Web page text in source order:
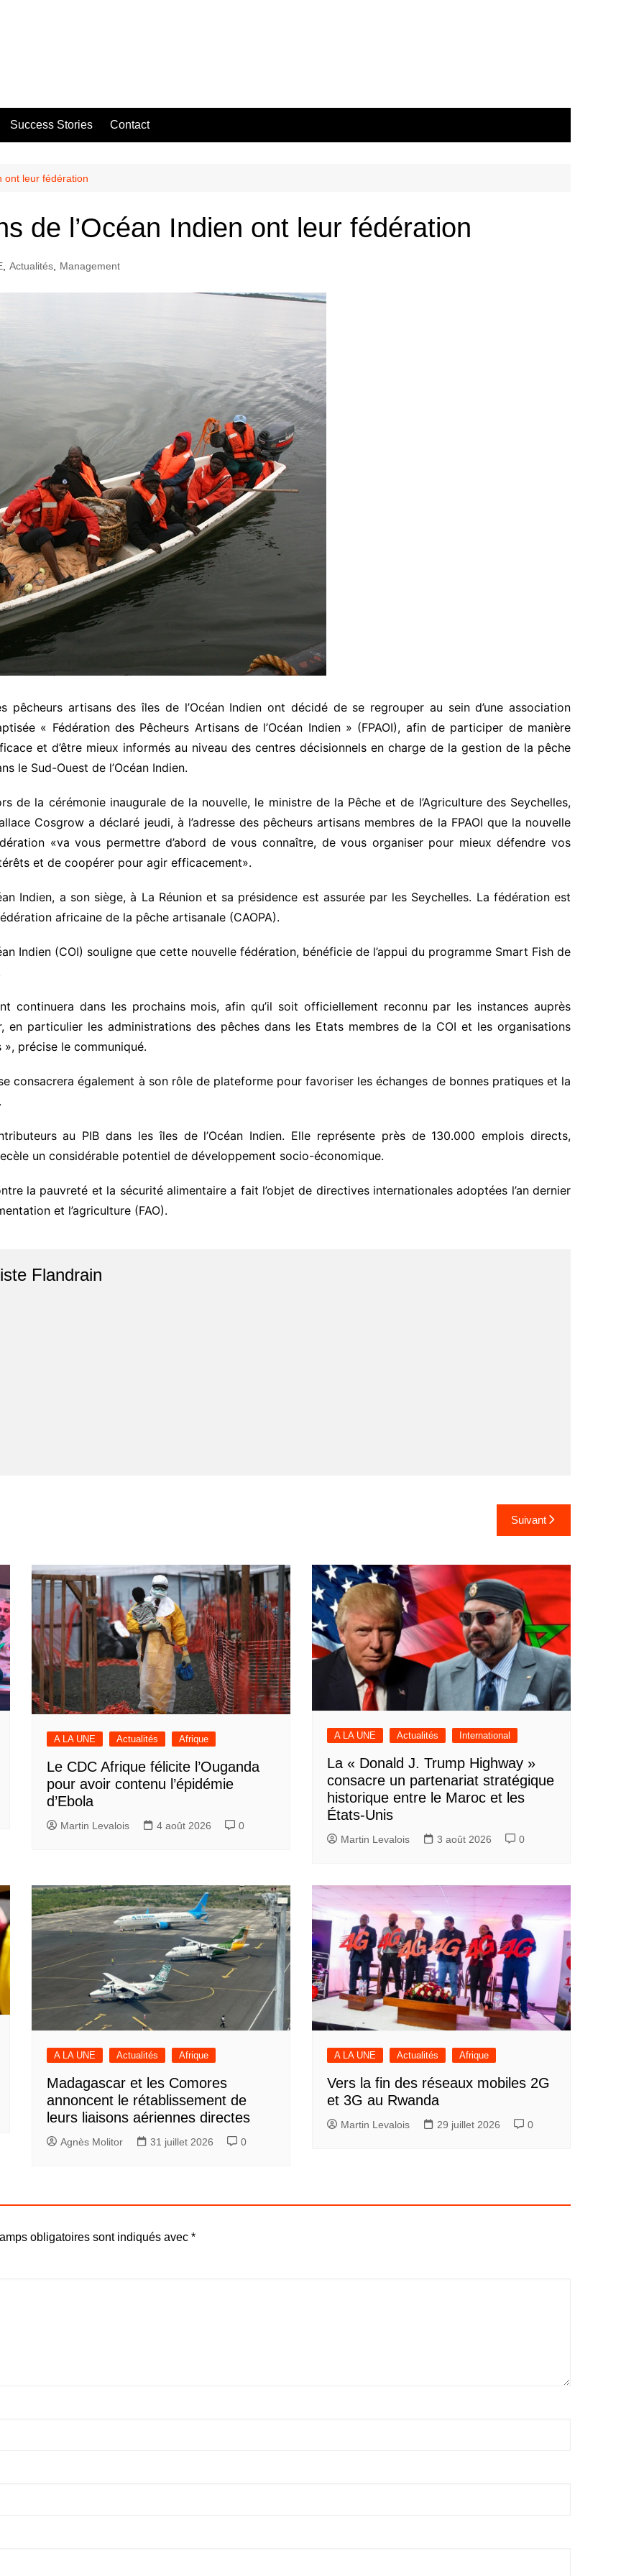
Success Stories Contact
ont leur fédération
de l’Océan Indien ont leur fédération
Actualités Management
pêcheurs artisans des îles de l’Océan Indien ont décidé de se regrouper au sein d’une association
« Fédération des Pêcheurs Artisans de l’Océan Indien » (FPAOI), afin de participer de manière
et d’être mieux informés au niveau des centres décisionnels en charge de la gestion de la pêche
le Sud-Ouest de l’Océan Indien.
de la cérémonie inaugurale de la nouvelle, le ministre de la Pêche et de l’Agriculture des Seychelles,
Cosgrow a déclaré jeudi, à l’adresse des pêcheurs artisans membres de la FPAOI que la nouvelle
«va vous permettre d’abord de vous connaître, de vous organiser pour mieux défendre vos
et de coopérer pour agir efficacement».
Indien, a son siège, à La Réunion et sa présidence est assurée par les Seychelles. La fédération est
africaine de la pêche artisanale (CAOPA).
Indien (COI) souligne que cette nouvelle fédération, bénéficie de l’appui du programme Smart Fish de
continuera dans les prochains mois, afin qu’il soit officiellement reconnu par les instances auprès
en particulier les administrations des pêches dans les Etats membres de la COI et les organisations
précise le communiqué.
consacrera également à son rôle de plateforme pour favoriser les échanges de bonnes pratiques et la
au PIB dans les îles de l’Océan Indien. Elle représente près de 130.000 emplois directs,
un considérable potentiel de développement socio-économique.
la pauvreté et la sécurité alimentaire a fait l’objet de directives internationales adoptées l’an dernier
et l’agriculture (FAO).
Flandrain
Suivant
A LA UNE Actualités Afrique
Le CDC Afrique félicite l’Ouganda
pour avoir contenu l’épidémie
d’Ebola
Martin Levalois 4 août 2026 0
A LA UNE Actualités International
La « Donald J. Trump Highway »
consacre un partenariat stratégique
historique entre le Maroc et les
États-Unis
Martin Levalois 3 août 2026 0
A LA UNE Actualités Afrique
Madagascar et les Comores
annoncent le rétablissement de
leurs liaisons aériennes directes
Agnès Molitor 31 juillet 2026 0
A LA UNE Actualités Afrique
Vers la fin des réseaux mobiles 2G
et 3G au Rwanda
Martin Levalois 29 juillet 2026 0
obligatoires sont indiqués avec *